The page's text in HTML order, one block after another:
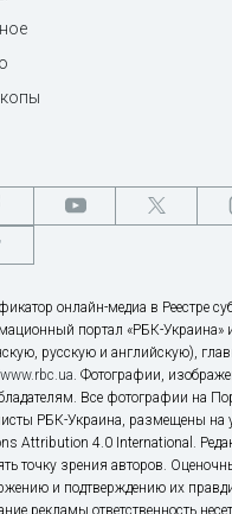
онлайн-медиа в Реестре
портал «РБК-Украина»
русскую и английскую),
. Фотографии,
Все фотографии на
РБК-Украина, размещены на
Attribution 4.0 International.
точку зрения авторов.
и подтверждению их
рекламы ответственность